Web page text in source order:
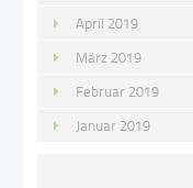
April 2019
März 2019
Februar 2019
Januar 2019